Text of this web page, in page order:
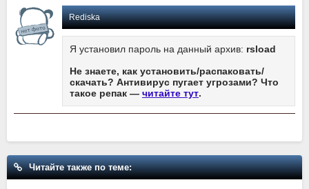
Rediska
Я установил пароль на данный архив: rsload
Не знаете, как установить/распаковать/
скачать? Антивирус пугает угрозами? Что
такое репак — читайте тут.
Читайте также по теме: